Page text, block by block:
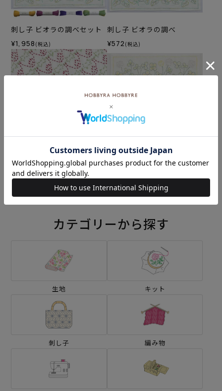
刺し子 ビオラの調べセット
¥1,958 (税込)
刺し子 ビオラの調べ
¥572 (税込)
刺し子 ストロベリー
¥572 (税込)
刺し子 クローバーガーデン
セット
¥1,804(税込)
カテゴリーから探す
生地 キット
刺し子 編み物